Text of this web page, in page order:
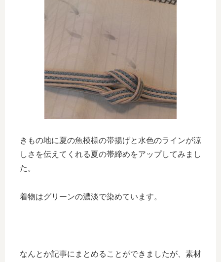
きもの地に夏の魚模様の帯揚げと水色のラインが涼
しさを伝えてくれる夏の帯締めをアップしてみまし
た。
着物はグリーンの濃淡で染めています。
なんとか記事にまとめることができましたが、素材